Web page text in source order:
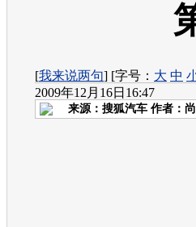
[我来说两句] [字号： 大 中
2009年12月16日16:47
来源： 搜狐汽车 作者：